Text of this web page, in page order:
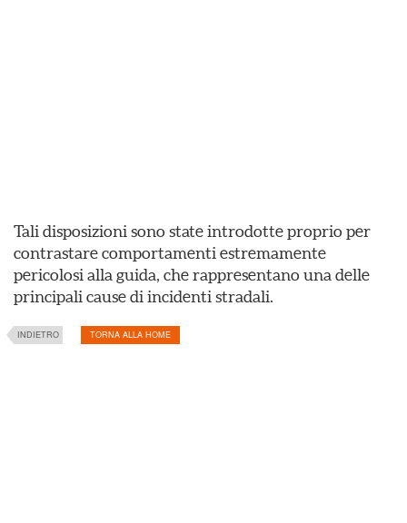
Tali disposizioni sono state introdotte proprio per
contrastare comportamenti estremamente
pericolosi alla guida, che rappresentano una delle
principali cause di incidenti stradali.
INDIETRO TORNA ALLA HOME